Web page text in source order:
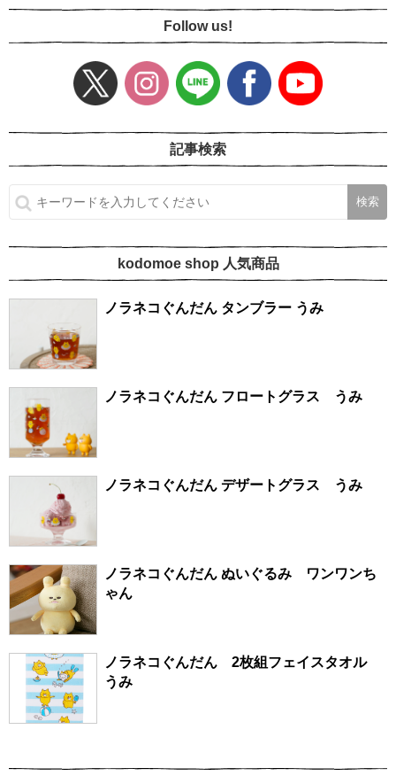
Follow us!
記事検索
kodomoe shop 人気商品
ノラネコぐんだん タンブラー うみ
ノラネコぐんだん フロートグラス うみ
ノラネコぐんだん デザートグラス うみ
ノラネコぐんだん ぬいぐるみ ワンワンち
ゃん
ノラネコぐんだん 2枚組フェイスタオル
うみ